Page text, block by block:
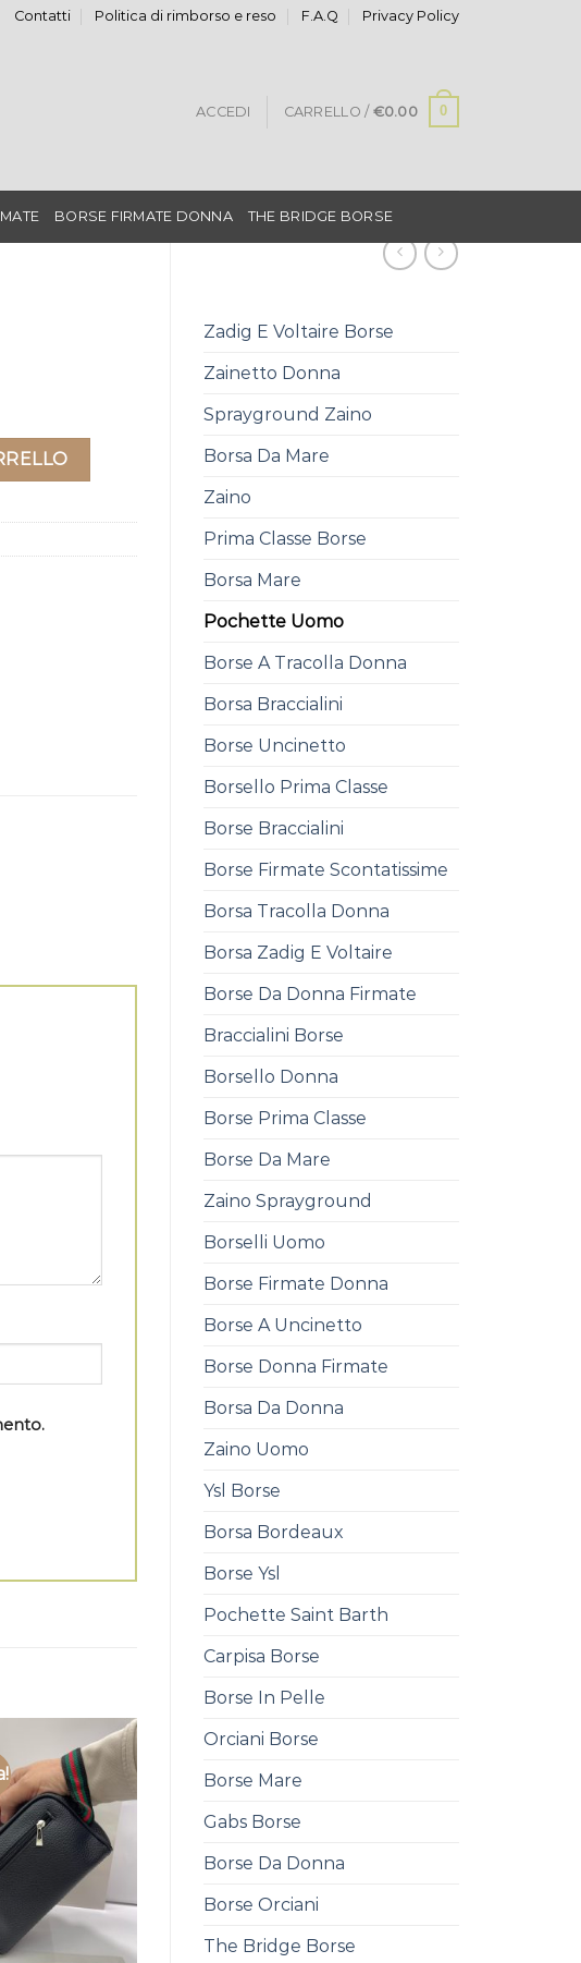
Contatti Politica di rimborso e reso F.A.Q Privacy Policy
ACCEDI CARRELLO / €0.00 0
BORSE FIRMATE DONNA THE BRIDGE BORSE
Zadig E Voltaire Borse
Zainetto Donna
Sprayground Zaino
Borsa Da Mare
Zaino
Prima Classe Borse
Borsa Mare
Pochette Uomo
Borse A Tracolla Donna
Borsa Braccialini
Borse Uncinetto
Borsello Prima Classe
Borse Braccialini
Borse Firmate Scontatissime
Borsa Tracolla Donna
Borsa Zadig E Voltaire
Borse Da Donna Firmate
Braccialini Borse
Borsello Donna
Borse Prima Classe
Borse Da Mare
Zaino Sprayground
Borselli Uomo
Borse Firmate Donna
Borse A Uncinetto
Borse Donna Firmate
Borsa Da Donna
Zaino Uomo
Ysl Borse
Borsa Bordeaux
Borse Ysl
Pochette Saint Barth
Carpisa Borse
Borse In Pelle
Orciani Borse
Borse Mare
Gabs Borse
Borse Da Donna
Borse Orciani
The Bridge Borse